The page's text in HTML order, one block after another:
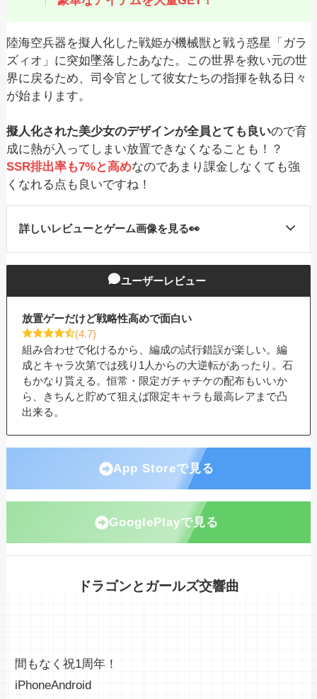
陸海空兵器を擬人化した戦姫が機械獣と戦う惑星「ガラ
ズィオ」に突如墜落したあなた。この世界を救い元の世
界に戻るため、司令官として彼女たちの指揮を執る日々
が始まります。
擬人化された美少女のデザインが全員とても良いので育
成に熱が入ってしまい放置できなくなることも！？
SSR排出率も7%と高めなのであまり課金しなくても強
くなれる点も良いですね！
詳しいレビューとゲーム画像を見る👀
カウンターアームズの特徴
良質なキャラデザ！ SSR排出率が7%と高
水準！
ミニキャラ放置で楽々レベリング！
戦姫の魅力いっぱいのコンテンツ盛り沢
山！
ユーザーレビュー
放置ゲーだけど戦略性高めで面白い
(4.7)
組み合わせで化けるから、編成の試行錯誤が楽しい。編
成とキャラ次第では残り1人からの大逆転があったり。石
もかなり貰える。恒常・限定ガチャチケの配布もいいか
ら、きちんと貯めて狙えば限定キャラも最高レアまで凸
出来る。
App Storeで見る
GooglePlayで見る
ドラゴンとガールズ交響曲
間もなく祝1周年！
iPhoneAndroid